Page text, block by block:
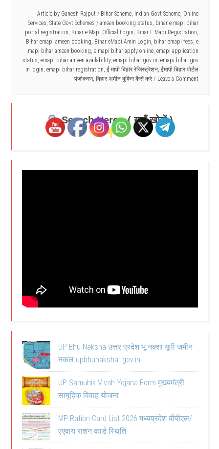
Article by Ganesh Rajput / Bihar Scheme, Indian Govt Scheme, Online
Services, State Govt Schemes / ameen booking status, bihar e mapi bihar
portal registration, Bihar e Mapi Official Login, Bihar E Mapi Registration,
Bihar emapi ameen booking, Bihar eMapi Amin Login, bihar emapi fees, e
mapi bihar ameen booking, e mapi bihar apply online, emapi application
status, emapi bihar ameen availability, emapi bihar gov in, emapi bihar gov
in login, emapi bihar registration, ई मापी बिहार रेजिस्ट्रेशन, ईमापी बिहार पोर्टल
पंजीकरण, बिहार अमीन बुकिंग कैसे करे Leave a Comment
Search Here - ( यहाँ खोजें )
UP Bhu Naksha उत्तर प्रदेश भू नक्शा यूपी जमीन
नकल upbhunaksha .gov.in
UP Samuhik Vivah Yojana Form मुख्यमंत्री
सामूहिक विवाह योजना
MP Ration Card List 2026 मध्यप्रदेश बीपीएल/
एएवाय राशन कार्ड स्थिति